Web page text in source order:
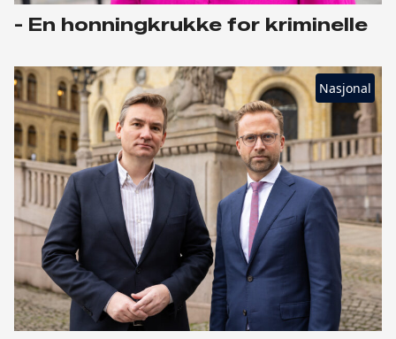
- En honningkrukke for kriminelle
Nasjonal